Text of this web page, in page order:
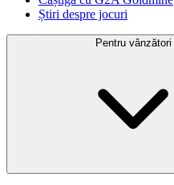
Știri despre jocuri
Pentru vânzători